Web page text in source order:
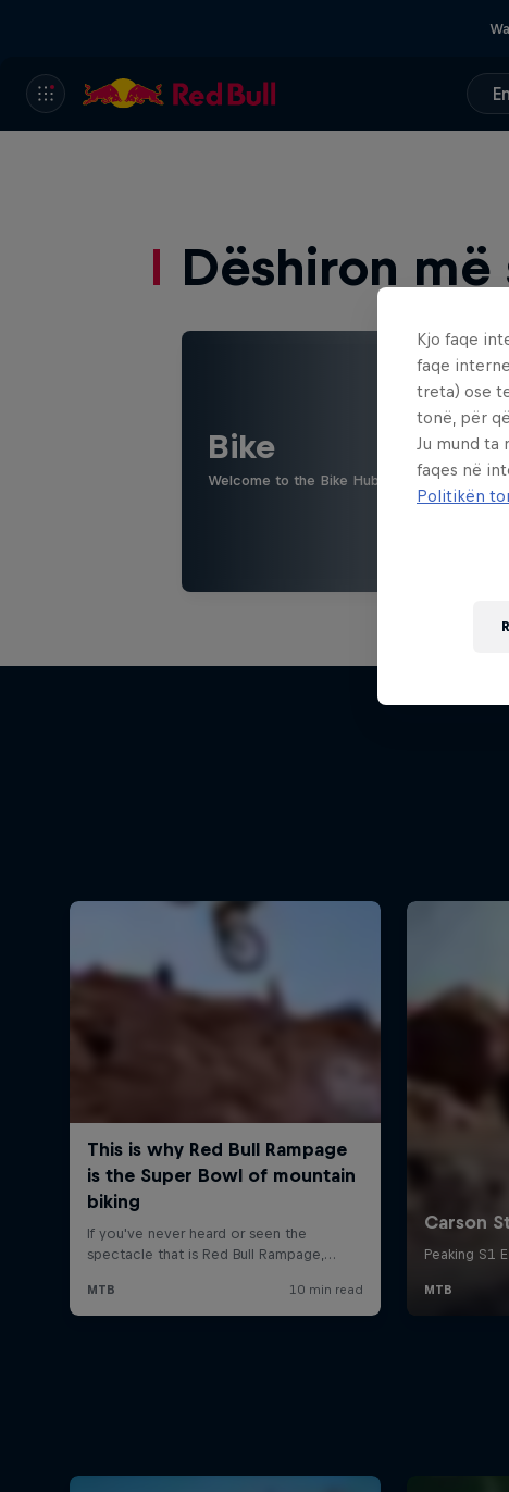
Dëshiron më
Bike
Welcome to the Bike Hub, where you will
Kjo faqe
faqe
treta) ose
tonë, për
Ju mund
faqes në
Politikën